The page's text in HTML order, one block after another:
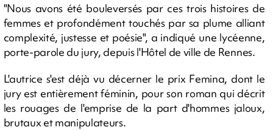
"Nous avons été bouleversés par ces trois histoires de
femmes et profondément touchés par sa plume alliant
complexité, justesse et poésie", a indiqué une lycéenne,
porte-parole du jury, depuis l'Hôtel de ville de Rennes.
L'autrice s'est déjà vu décerner le prix Femina, dont le
jury est entièrement féminin, pour son roman qui décrit
les rouages de l'emprise de la part d'hommes jaloux,
brutaux et manipulateurs.